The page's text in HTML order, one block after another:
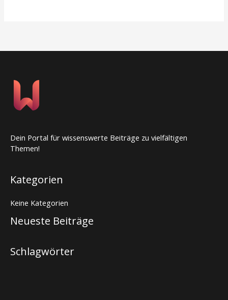
Dein Portal für wissenswerte Beiträge zu vielfältigen
Themen!
Kategorien
Keine Kategorien
Neueste Beiträge
Schlagwörter